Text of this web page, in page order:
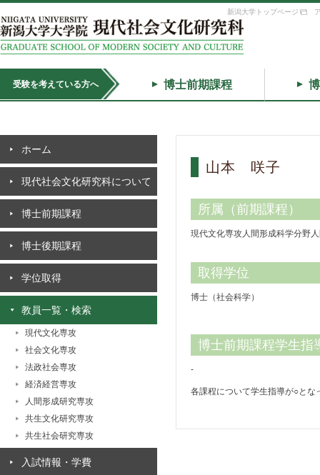
新潟大学トップページ
受験を考えている方へ 博士前期課程
ホーム
現代社会文化研究科について
博士前期課程
博士後期課程
学位取得
教員一覧・検索
現代文化専攻
社会文化専攻
法政社会専攻
経済経営専攻
人間形成研究専攻
共生文化研究専攻
共生社会研究専攻
入試情報・学費
山本 咲子
所属（前期課程）
現代文化専攻人間形成科学分野
取得学位
博士（社会科学）
博士前期課程学生指
-
各課程について学生指導が○とな